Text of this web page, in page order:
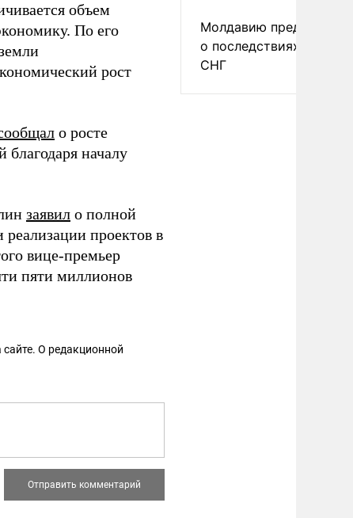
объем
По его
рост
о росте
благодаря началу
заявил о полной
проектов в
вице-премьер
пяти миллионов
сайте. О редакционной
Молдавию
о последствиях выхода
СНГ